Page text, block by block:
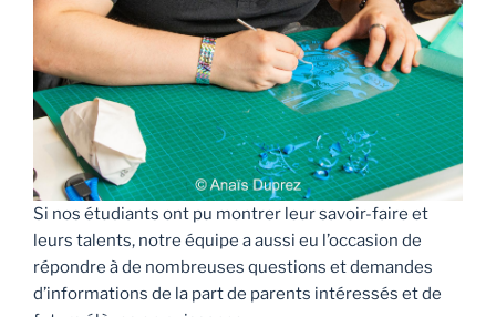
Si nos étudiants ont pu montrer leur savoir-faire et
leurs talents, notre équipe a aussi eu l’occasion de
répondre à de nombreuses questions et demandes
d’informations de la part de parents intéressés et de